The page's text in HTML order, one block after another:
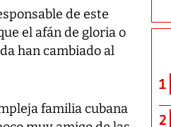
de este
el afán de gloria o
han cambiado al
familia cubana
1
2